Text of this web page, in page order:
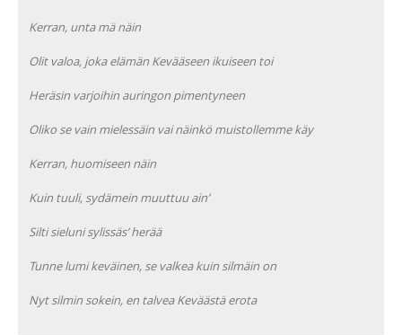
Kerran, unta mä näin
Olit valoa, joka elämän Kevääseen ikuiseen toi
Heräsin varjoihin auringon pimentyneen
Oliko se vain mielessäin vai näinkö muistollemme käy
Kerran, huomiseen näin
Kuin tuuli, sydämein muuttuu ain’
Silti sieluni sylissäs’ herää
Tunne lumi keväinen, se valkea kuin silmäin on
Nyt silmin sokein, en talvea Keväästä erota